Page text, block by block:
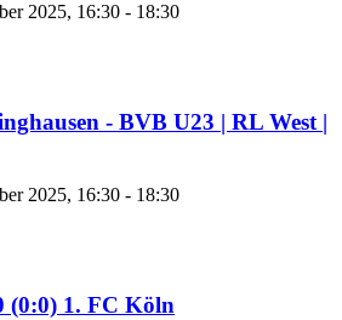
2025, 16:30 - 18:30
- BVB U23 | RL West |
2025, 16:30 - 18:30
(0:0) 1. FC Köln